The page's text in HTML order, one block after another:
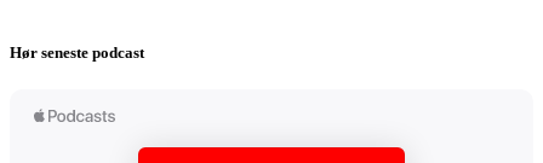
Hør seneste podcast